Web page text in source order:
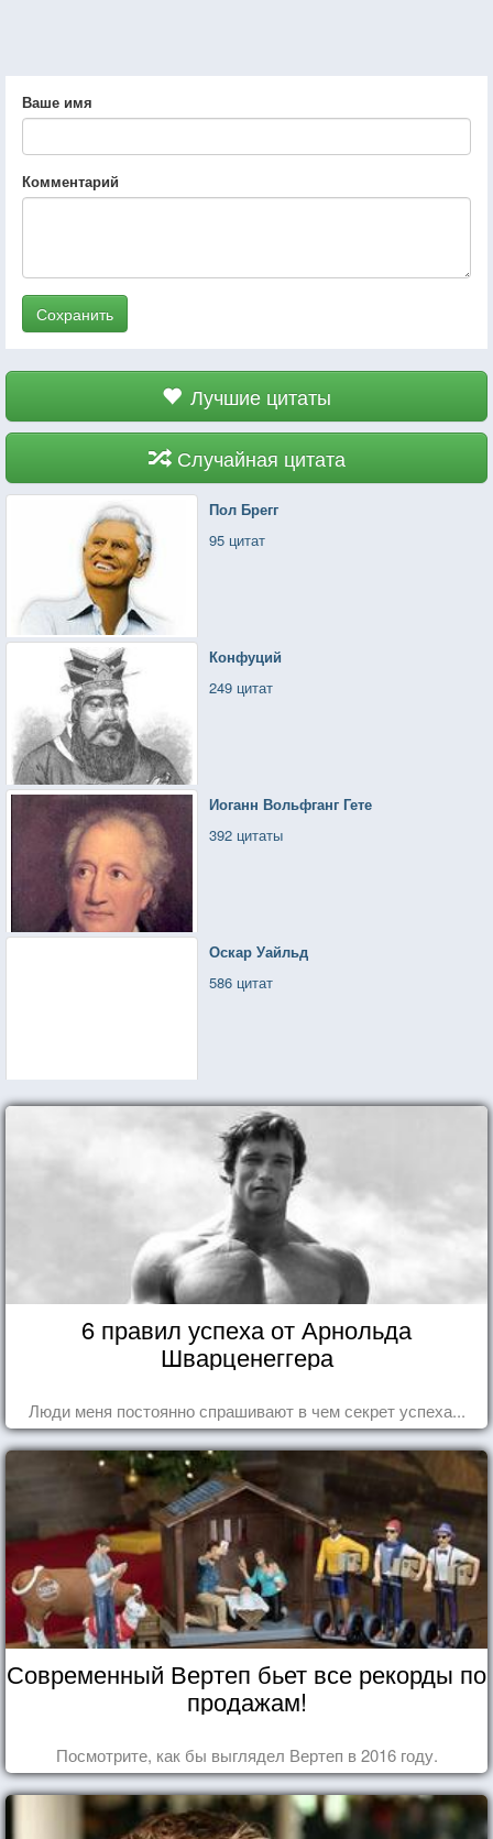
Ваше имя
Комментарий
Сохранить
Лучшие цитаты
Случайная цитата
Пол Брегг
95 цитат
Конфуций
249 цитат
Иоганн Вольфганг Гете
392 цитаты
Оскар Уайльд
586 цитат
6 правил успеха от Арнольда
Шварценеггера
Люди меня постоянно спрашивают в чем секрет успеха...
Современный Вертеп бьет все рекорды по
продажам!
Посмотрите, как бы выглядел Вертеп в 2016 году.